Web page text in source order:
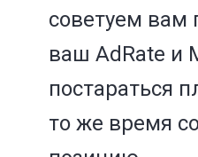
советуем вам
ваш AdRate и
постараться
то же время